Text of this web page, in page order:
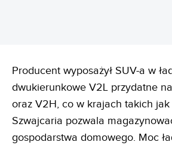
Producent wyposażył SUV-a w
dwukierunkowe V2L przydatne
oraz V2H, co w krajach takich
Szwajcaria pozwala
gospodarstwa domowego. Moc